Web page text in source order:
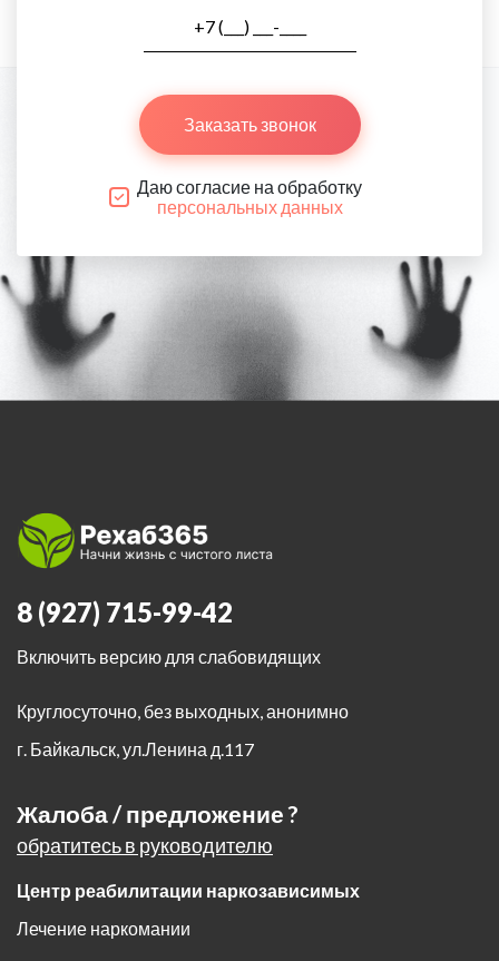
Заказать звонок
Даю согласие на обработку
персональных данных
8 (927) 715-99-42
Включить версию для слабовидящих
Круглосуточно, без выходных, анонимно
г. Байкальск,ул.Ленина д.117
Жалоба / предложение ?
обратитесь в руководителю
Центр реабилитации наркозависимых
Лечение наркомании